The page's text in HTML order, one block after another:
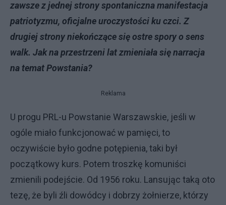
zawsze z jednej strony spontaniczna manifestacja
patriotyzmu, oficjalne uroczystości ku czci. Z
drugiej strony niekończące się ostre spory o sens
walk. Jak na przestrzeni lat zmieniała się narracja
na temat Powstania?
Reklama
U progu PRL-u Powstanie Warszawskie, jeśli w
ogóle miało funkcjonować w pamięci, to
oczywiście było godne potępienia, taki był
początkowy kurs. Potem troszkę komuniści
zmienili podejście. Od 1956 roku. Lansując taką oto
tezę, że byli źli dowódcy i dobrzy żołnierze, którzy